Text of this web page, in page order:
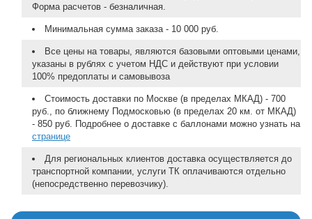
Форма расчетов - безналичная.
Минимальная сумма заказа - 10 000 руб.
Все цены на товары, являются базовыми оптовыми ценами,
указаны в рублях с учетом НДС и действуют при условии
100% предоплаты и самовывоза
Стоимость доставки по Москве (в пределах МКАД) - 700
руб., по ближнему Подмосковью (в пределах 20 км. от МКАД)
- 850 руб. Подробнее о доставке с баллонами можно узнать на
странице
Для региональных клиентов доставка осуществляется до
транспортной компании, услуги ТК оплачиваются отдельно
(непосредственно перевозчику).